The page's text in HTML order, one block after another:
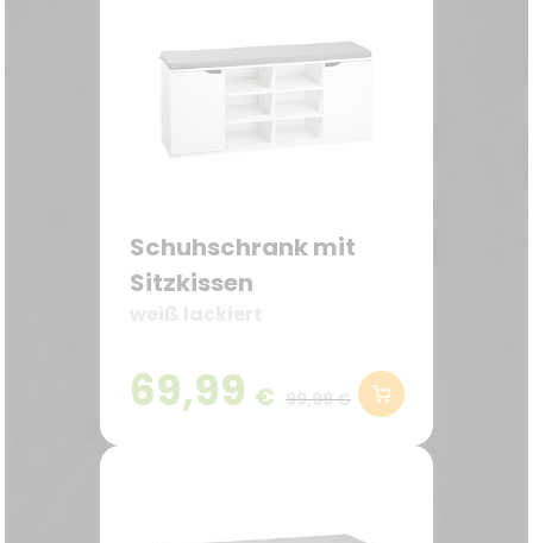
Schuhschrank mit
Sitzkissen
69,99 € 99,99 €